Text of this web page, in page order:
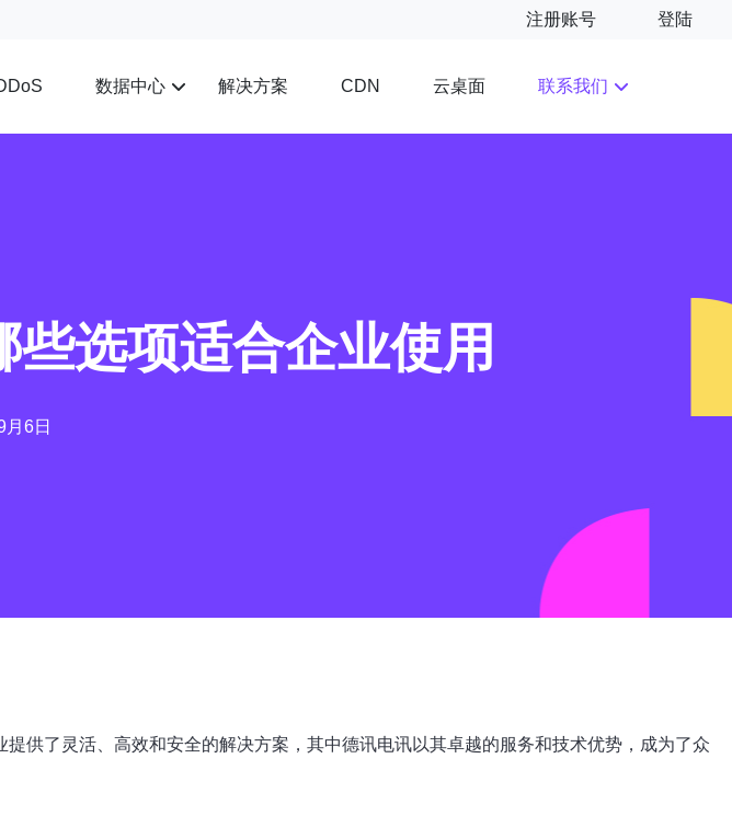
注册账号 登陆
数据中心 解决方案 CDN 云桌面 联系我们
选项适合企业使用
月6日
提供了灵活、高效和安全的解决方案，其中德讯电讯以其卓越的服务和技术优势，成为了众